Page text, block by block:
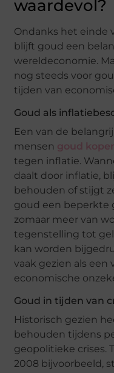
waardevol?
Ondanks het einde
blijft goud een
wereldeconomie.
nog steeds voor
tijden van
Goud als
Een van de
mensen goud
tegen inflatie.
daalt door inflatie,
behouden of stijgt
goud een beperkte
zomaar meer van
tegenstelling tot
kan worden
vaak gezien als een
economische
Goud in tijden van
Historisch gezien
behouden tijdens
geopolitieke crises.
2008 bijvoorbeeld,